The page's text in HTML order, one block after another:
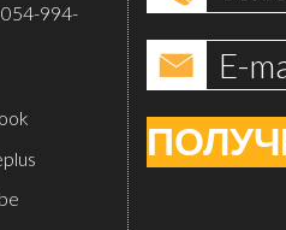
054-994-